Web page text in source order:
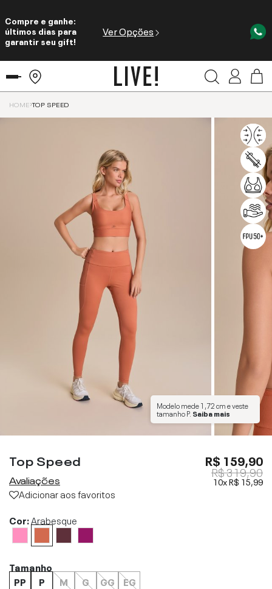
Compre e ganhe:
últimos dias para
garantir seu gift!
Ver Opções
HOME TOP SPEED
Modelo mede1,72 cme veste
tamanhoP. Saiba mais
Top Speed
Avaliações
Adicionar aos favoritos
R$ 159,90
R$ 319,90
10xR$ 15,99
Cor:Arabesque
Tamanho
PP
P M G GG EG